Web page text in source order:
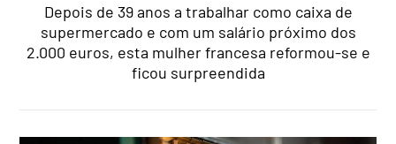
Depois de 39 anos a trabalhar como caixa de
supermercado e com um salário próximo dos
2.000 euros, esta mulher francesa reformou-se e
ficou surpreendida